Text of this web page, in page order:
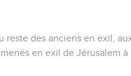
reste des anciens en exil,
en exil de Jérusalem à